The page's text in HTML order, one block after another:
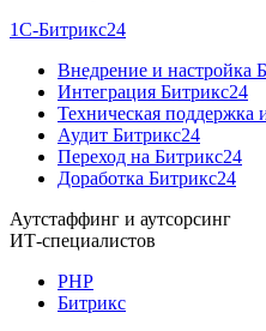
1С-Битрикс24
Внедрение и настройка
Интеграция Битрикс24
Техническая поддержка
Аудит Битрикс24
Переход на Битрикс24
Доработка Битрикс24
Аутстаффинг и аутсорсинг
ИТ-специалистов
PHP
Битрикс